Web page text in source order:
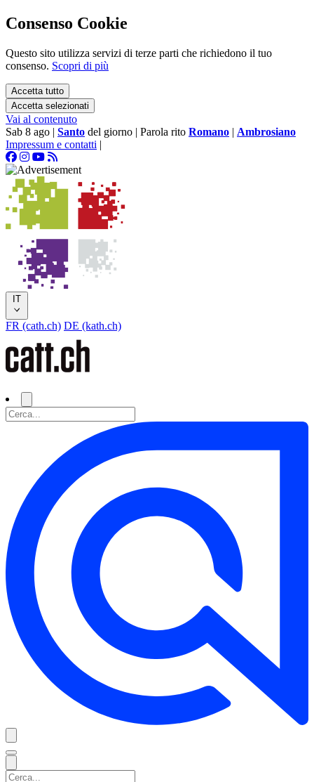
Consenso Cookie
Questo sito utilizza servizi di terze parti che richiedono il tuo
consenso. Scopri di più
Accetta tutto
Accetta selezionati
Vai al contenuto
Sab 8 ago | Santo del giorno | Parola rito Romano | Ambrosiano
Impressum e contatti |
IT
FR (cath.ch) DE (kath.ch)